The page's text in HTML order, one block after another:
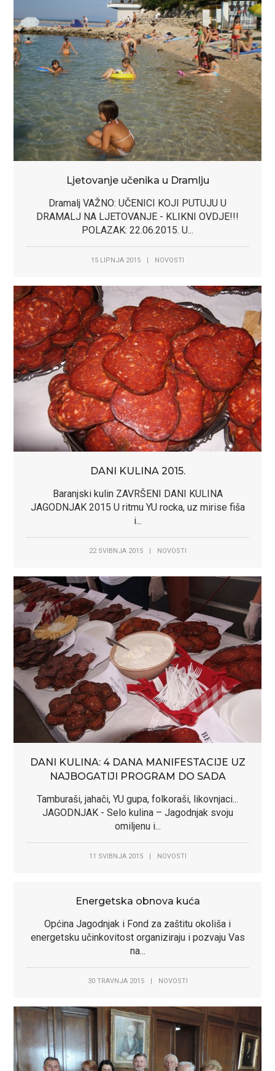
Ljetovanje učenika u Dramlju
Dramalj VAŽNO: UČENICI KOJI PUTUJU U
DRAMALJ NA LJETOVANJE - KLIKNI OVDJE!!!
POLAZAK: 22.06.2015. U...
15 LIPNJA 2015 NOVOSTI
DANI KULINA 2015.
Baranjski kulin ZAVRŠENI DANI KULINA
JAGODNJAK 2015 U ritmu YU rocka, uz mirise fiša
i...
22 SVIBNJA 2015 NOVOSTI
DANI KULINA: 4 DANA MANIFESTACIJE UZ
NAJBOGATIJI PROGRAM DO SADA
Tamburaši, jahači, YU gupa, folkoraši, likovnjaci...
JAGODNJAK - Selo kulina – Jagodnjak svoju
omiljenu i...
11 SVIBNJA 2015 | NOVOSTI
Energetska obnova kuća
Općina Jagodnjak i Fond za zaštitu okoliša i
energetsku učinkovitost organiziraju i pozvaju Vas
na...
30 TRAVNJA 2015 | NOVOSTI